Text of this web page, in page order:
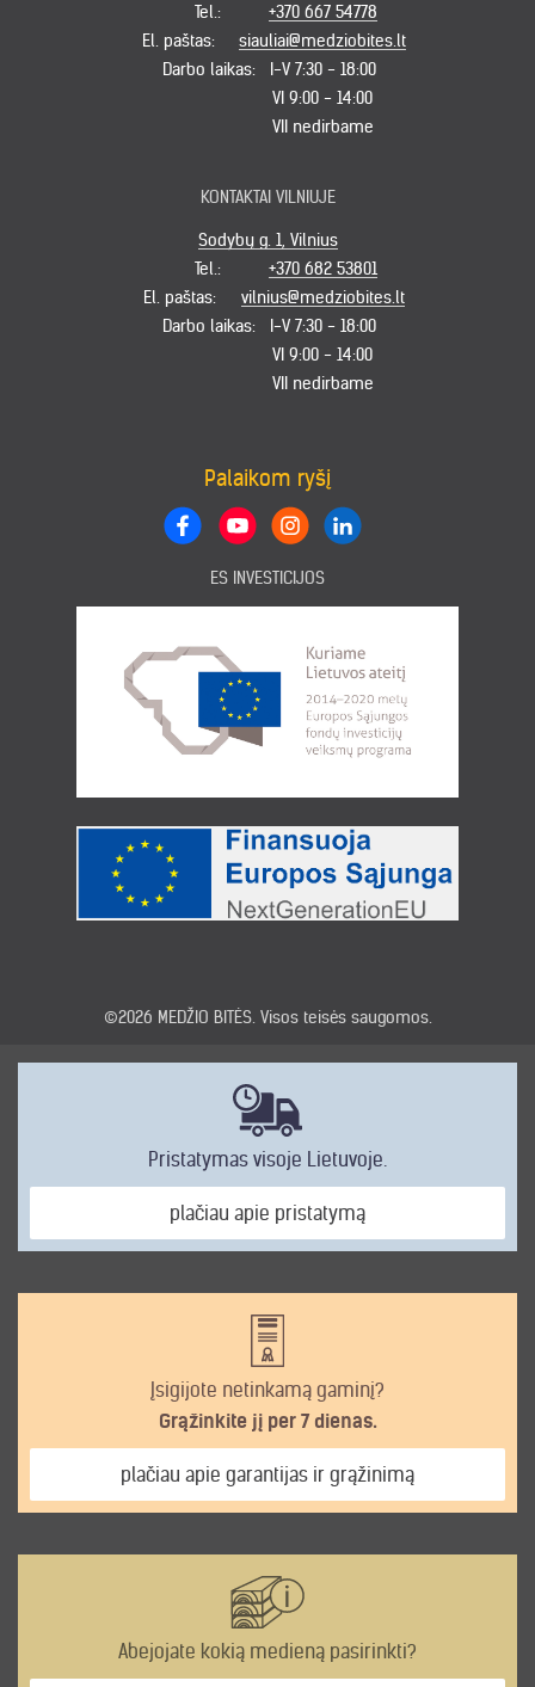
Tel.:
+370 667 54778
El. paštas:
siauliai@medziobites.lt
Darbo laikas:
I-V 7:30 - 18:00
VI 9:00 - 14:00
VII nedirbame
KONTAKTAI VILNIUJE
Sodybų g. 1, Vilnius
Tel.:
+370 682 53801
El. paštas:
vilnius@medziobites.lt
Darbo laikas:
I-V 7:30 - 18:00
VI 9:00 - 14:00
VII nedirbame
Palaikom ryšį
ES INVESTICIJOS
©2026 MEDŽIO BITĖS. Visos teisės saugomos.
Pristatymas visoje Lietuvoje.
plačiau apie pristatymą
Įsigijote netinkamą gaminį?
Grąžinkite jį per 7 dienas.
plačiau apie garantijas ir grąžinimą
Abejojate kokią medieną pasirinkti?